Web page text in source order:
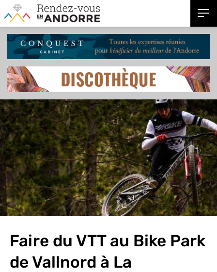
Faire du VTT au Bike Park
de Vallnord à La